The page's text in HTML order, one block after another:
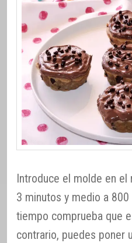
Introduce el molde en
3 minutos y medio a
tiempo comprueba que
contrario, puedes poner